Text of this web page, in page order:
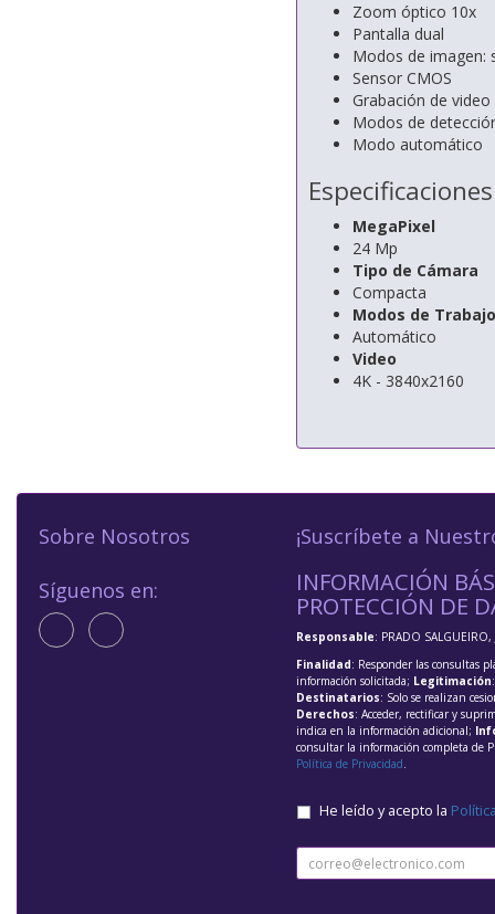
Zoom óptico 10x
Pantalla dual
Modos de imagen:
Sensor CMOS
Grabación de video
Modos de
Modo automático
Especificaciones
MegaPixel
24 Mp
Tipo de Cámara
Compacta
Modos de Trabajo
Automático
Video
4K - 3840x2160
Sobre Nosotros
Síguenos en:
¡Suscríbete a
INFORMACIÓN
PROTECCIÓN DE
Responsable: PRADO SALGUEIRO,
Finalidad: Responder las consultas
información solicitada; Legitimación
Destinatarios: Solo se realizan
Derechos: Acceder, rectificar y
indica en la información adicional;
consultar la información completa de
Política de Privacidad.
He leído y acepto la